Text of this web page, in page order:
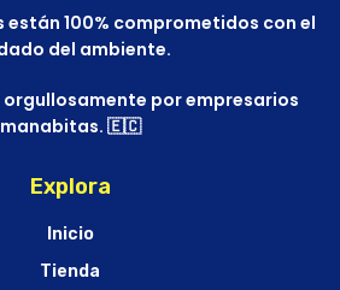
100% comprometidos con el
del ambiente.
orgullosamente por empresarios
manabitas. 🇪🇨
Explora
Inicio
Tienda